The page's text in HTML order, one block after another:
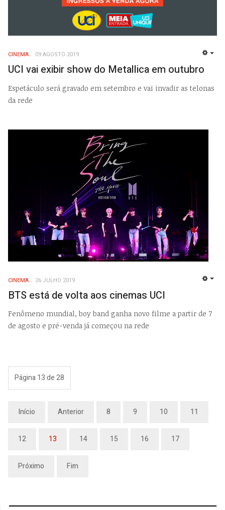
CINEMA 09 AGOSTO 2019
UCI vai exibir show do Metallica em outubro
Espetáculo será gravado em setembro e vai invadir as telonas
da rede
CINEMA 26 JULHO 2019
BTS está de volta aos cinemas UCI
Fenômeno mundial, boy band ganha novo filme a partir de 7
de agosto e pré-venda já começou na rede
Página 13 de 28
Início Anterior 8 9 10 11
12 13 14 15 16 17
Próximo Fim